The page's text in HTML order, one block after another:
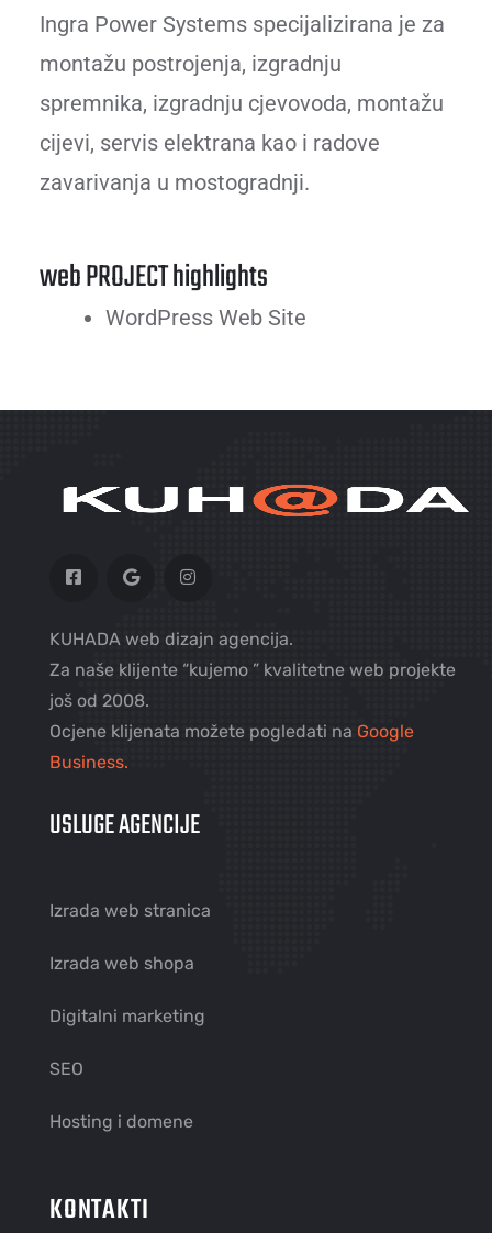
Ingra Power Systems specijalizirana je za
montažu postrojenja, izgradnju
spremnika, izgradnju cjevovoda, montažu
cijevi, servis elektrana kao i radove
zavarivanja u mostogradnji.
web PROJECT highlights
WordPress Web Site
KUHADA web dizajn agencija.
Za naše klijente “kujemo ” kvalitetne web projekte
još od 2008.
Ocjene klijenata možete pogledati na Google
Business.
USLUGE AGENCIJE
Izrada web stranica
Izrada web shopa
Digitalni marketing
SEO
Hosting i domene
KONTAKTI